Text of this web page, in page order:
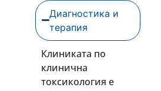
Диагностика и
терапия
Клиниката по
клинична
токсикология е